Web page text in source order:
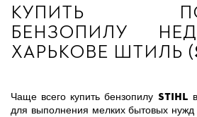
Купить
бензопилу
Харькове штиль (
Чаще всего купить бензопилу stihl
для выполнения мелких бытовых